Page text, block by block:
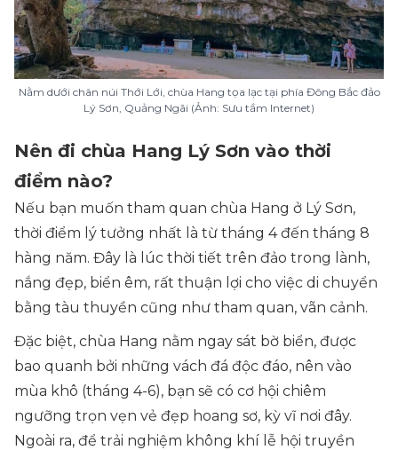
Nằm dưới chân núi Thới Lới, chùa Hang tọa lạc tại phía Đông Bắc đảo
Lý Sơn, Quảng Ngãi (Ảnh: Sưu tầm Internet)
Nên đi chùa Hang Lý Sơn vào thời
điểm nào?
Nếu bạn muốn tham quan chùa Hang ở Lý Sơn,
thời điểm lý tưởng nhất là từ tháng 4 đến tháng 8
hàng năm. Đây là lúc thời tiết trên đảo trong lành,
nắng đẹp, biển êm, rất thuận lợi cho việc di chuyển
bằng tàu thuyền cũng như tham quan, vãn cảnh.
Đặc biệt, chùa Hang nằm ngay sát bờ biển, được
bao quanh bởi những vách đá độc đáo, nên vào
mùa khô (tháng 4-6), bạn sẽ có cơ hội chiêm
ngưỡng trọn vẹn vẻ đẹp hoang sơ, kỳ vĩ nơi đây.
Ngoài ra, để trải nghiệm không khí lễ hội truyền